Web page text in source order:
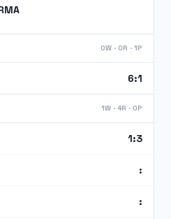
0W · 0R · 1P
6:1
1W · 4R · 0P
1:3
:
: